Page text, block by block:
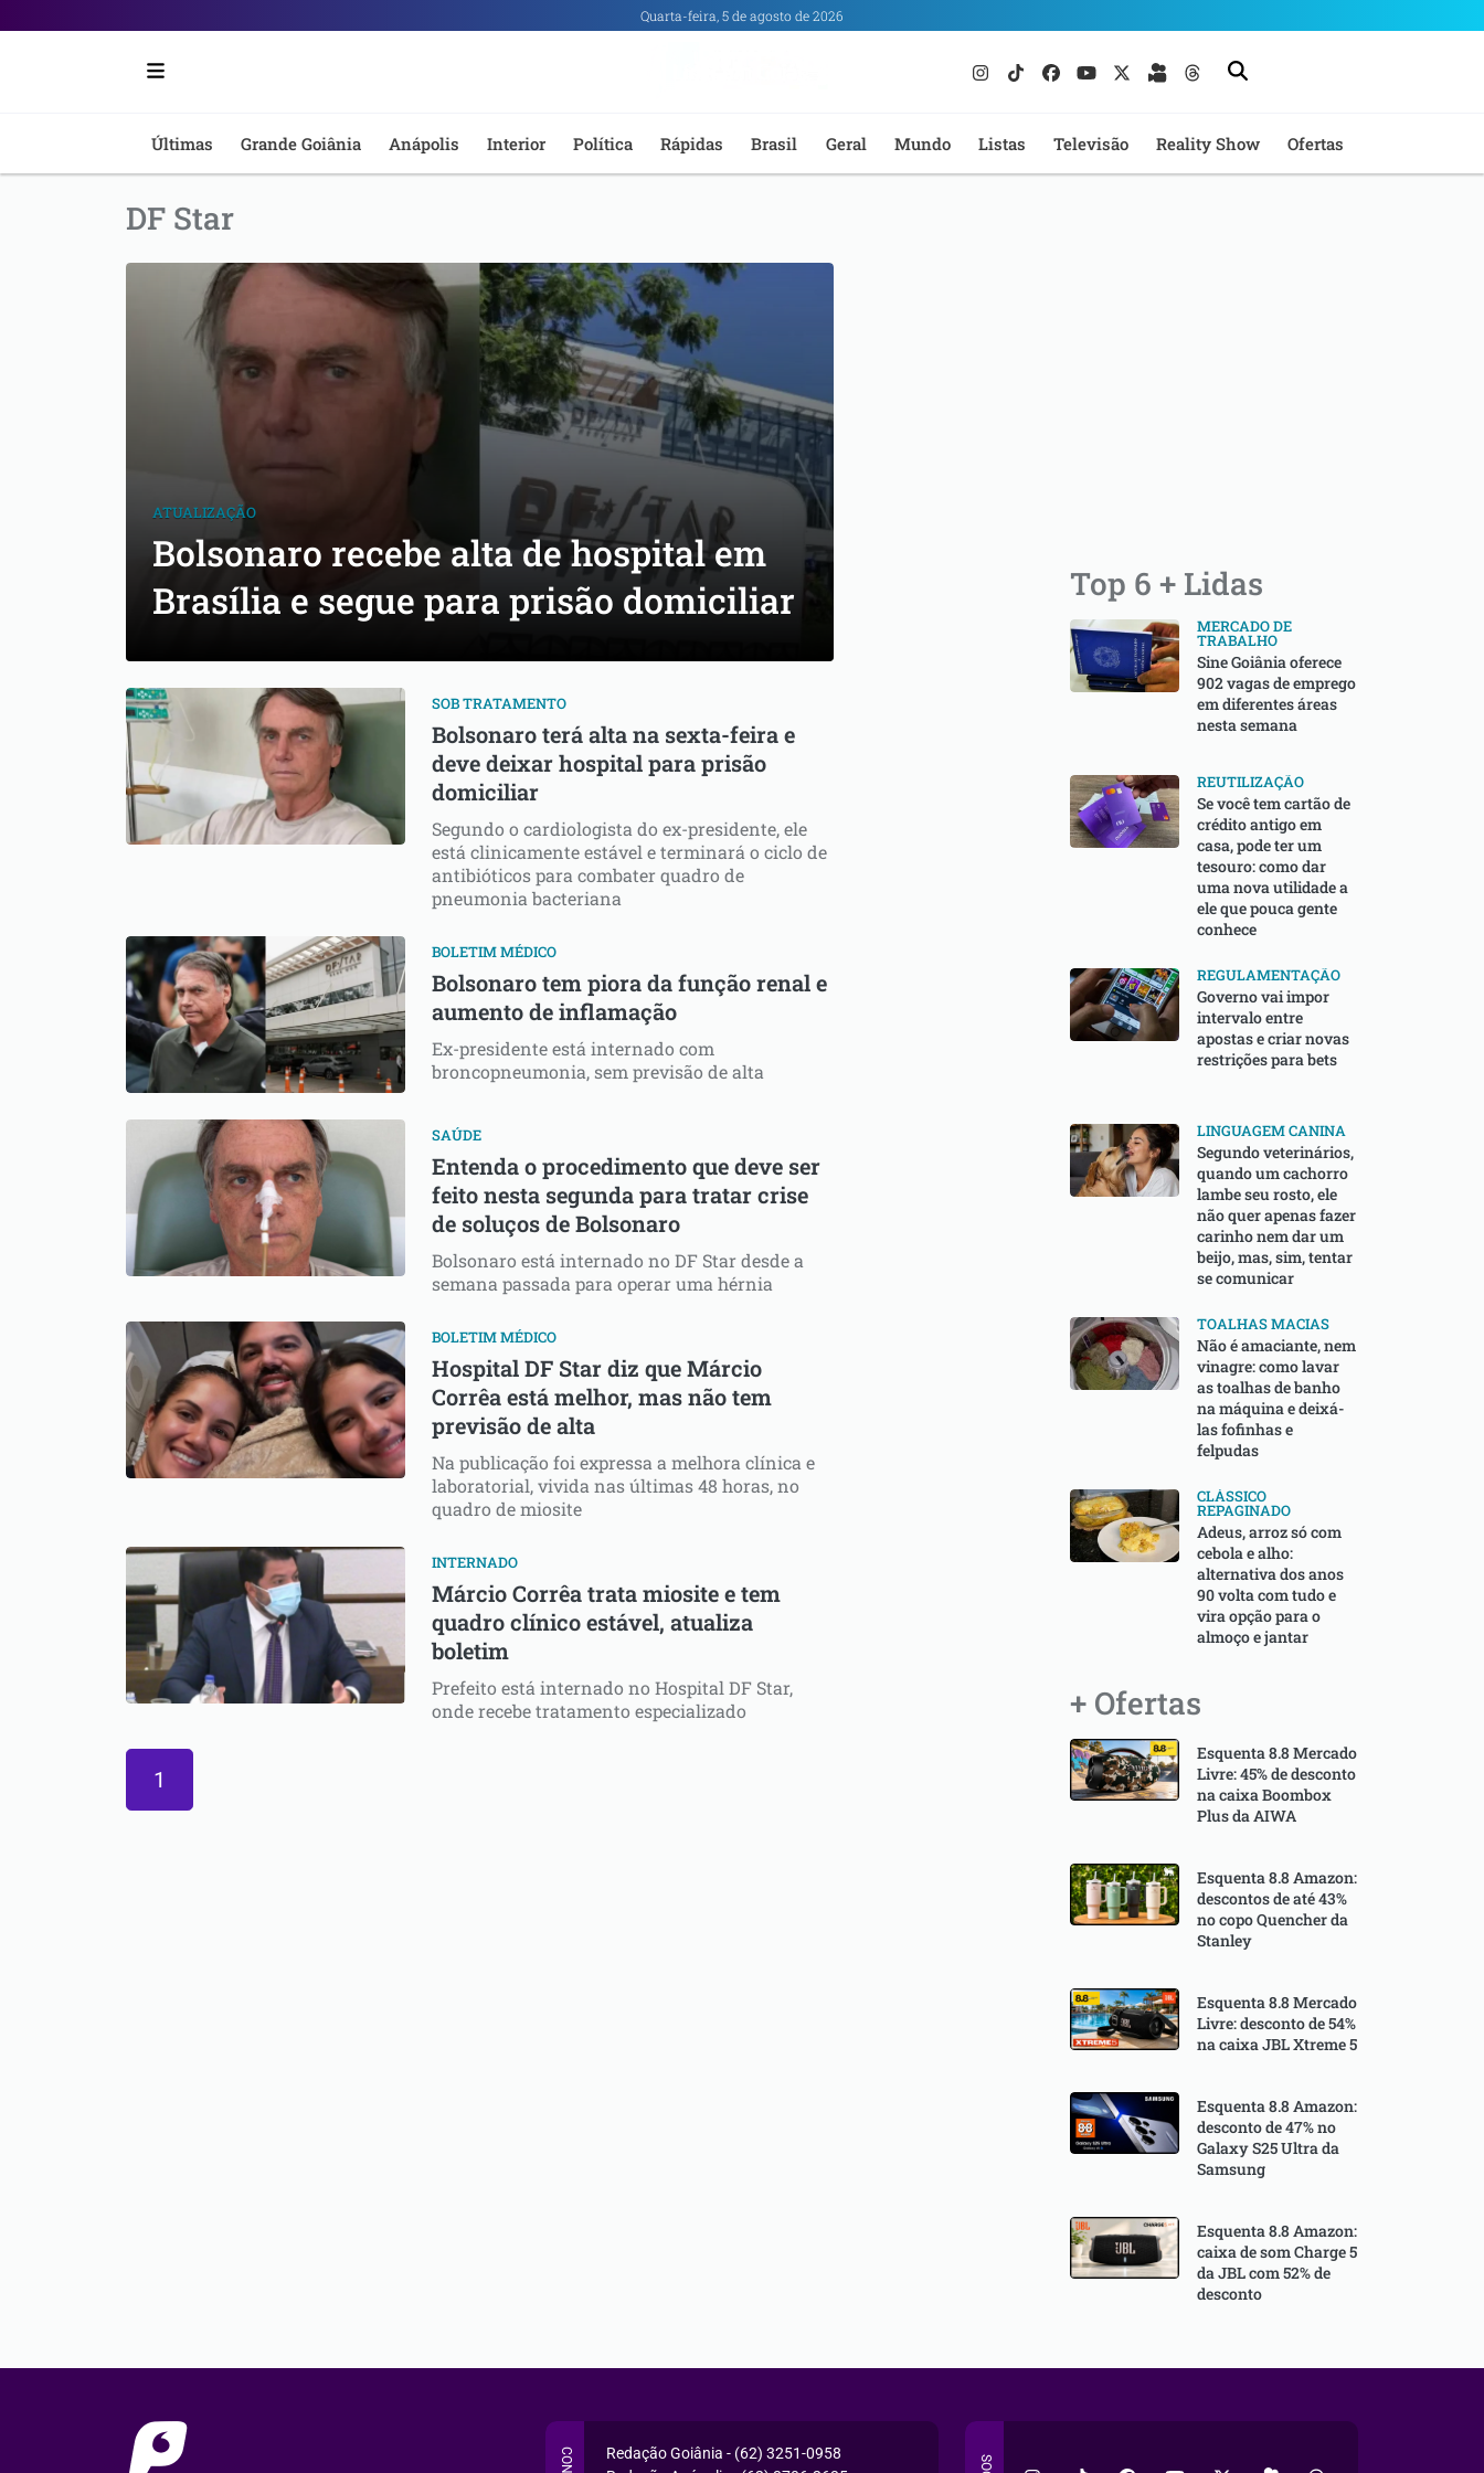
Portal
Notícias
Quarta-feira, 5 de agosto de 2026
Últimas Grande Goiânia Anápolis Interior Política Rápidas Brasil Geral Mundo Listas Televisão Reality Show Ofertas
DF Star
ATUALIZAÇÃO
Bolsonaro recebe alta de hospital em
Brasília e segue para prisão domiciliar
SOB TRATAMENTO
Bolsonaro terá alta na sexta-feira e
deve deixar hospital para prisão
domiciliar
Segundo o cardiologista do ex-presidente, ele
está clinicamente estável e terminará o ciclo de
antibióticos para combater quadro de
pneumonia bacteriana
BOLETIM MÉDICO
Bolsonaro tem piora da função renal e
aumento de inflamação
Ex-presidente está internado com
broncopneumonia, sem previsão de alta
SAÚDE
Entenda o procedimento que deve ser
feito nesta segunda para tratar crise
de soluços de Bolsonaro
Bolsonaro está internado no DF Star desde a
semana passada para operar uma hérnia
BOLETIM MÉDICO
Hospital DF Star diz que Márcio
Corrêa está melhor, mas não tem
previsão de alta
Na publicação foi expressa a melhora clínica e
laboratorial, vivida nas últimas 48 horas, no
quadro de miosite
INTERNADO
Márcio Corrêa trata miosite e tem
quadro clínico estável, atualiza
boletim
Prefeito está internado no Hospital DF Star,
onde recebe tratamento especializado
1
Top 6 + Lidas
MERCADO DE
TRABALHO
Sine Goiânia oferece
902 vagas de emprego
em diferentes áreas
nesta semana
REUTILIZAÇÃO
Se você tem cartão de
crédito antigo em
casa, pode ter um
tesouro: como dar
uma nova utilidade a
ele que pouca gente
conhece
REGULAMENTAÇÃO
Governo vai impor
intervalo entre
apostas e criar novas
restrições para bets
LINGUAGEM CANINA
Segundo veterinários,
quando um cachorro
lambe seu rosto, ele
não quer apenas fazer
carinho nem dar um
beijo, mas, sim, tentar
se comunicar
TOALHAS MACIAS
Não é amaciante, nem
vinagre: como lavar
as toalhas de banho
na máquina e deixá-
las fofinhas e
felpudas
CLÁSSICO
REPAGINADO
Adeus, arroz só com
cebola e alho:
alternativa dos anos
90 volta com tudo e
vira opção para o
almoço e jantar
+ Ofertas
Esquenta 8.8 Mercado
Livre: 45% de desconto
na caixa Boombox
Plus da AIWA
Esquenta 8.8 Amazon:
descontos de até 43%
no copo Quencher da
Stanley
Esquenta 8.8 Mercado
Livre: desconto de 54%
na caixa JBL Xtreme 5
Esquenta 8.8 Amazon:
desconto de 47% no
Galaxy S25 Ultra da
Samsung
Esquenta 8.8 Amazon:
caixa de som Charge 5
da JBL com 52% de
desconto
Redação Goiânia - (62) 3251-0958